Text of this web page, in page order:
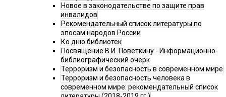
Новое в законодательстве по защите прав
инвалидов
Рекомендательный список литературы по
эпосам народов России
Ко дню библиотек
Посвящение В.И. Поветкину - Информационно-
библиографический очерк
Терроризм и безопасность в современном мире
Терроризм и безопасность человека в
современном мире: рекомендательный список